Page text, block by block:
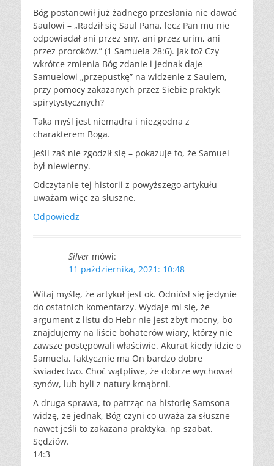
Bóg postanowił już żadnego przesłania nie dawać
Saulowi – „Radził się Saul Pana, lecz Pan mu nie
odpowiadał ani przez sny, ani przez urim, ani
przez proroków.” (1 Samuela 28:6). Jak to? Czy
wkrótce zmienia Bóg zdanie i jednak daje
Samuelowi „przepustkę” na widzenie z Saulem,
przy pomocy zakazanych przez Siebie praktyk
spirytystycznych?
Taka myśl jest niemądra i niezgodna z
charakterem Boga.
Jeśli zaś nie zgodził się – pokazuje to, że Samuel
był niewierny.
Odczytanie tej historii z powyższego artykułu
uważam więc za słuszne.
Odpowiedz
Silver mówi:
11 października, 2021: 10:48
Witaj myślę, że artykuł jest ok. Odniósł się jedynie
do ostatnich komentarzy. Wydaje mi się, że
argument z listu do Hebr nie jest zbyt mocny, bo
znajdujemy na liście bohaterów wiary, którzy nie
zawsze postępowali właściwie. Akurat kiedy idzie o
Samuela, faktycznie ma On bardzo dobre
świadectwo. Choć wątpliwe, że dobrze wychował
synów, lub byli z natury krnąbrni.
A druga sprawa, to patrząc na historię Samsona
widzę, że jednak, Bóg czyni co uważa za słuszne
nawet jeśli to zakazana praktyka, np szabat.
Sędziów.
14:3